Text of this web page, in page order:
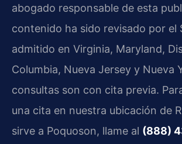
abogado responsable de esta
contenido ha sido revisado por el
admitido en Virginia, Maryland,
Columbia, Nueva Jersey y Nueva
consultas son con cita previa.
una cita en nuestra ubicación de
sirve a Poquoson, llame al (888)